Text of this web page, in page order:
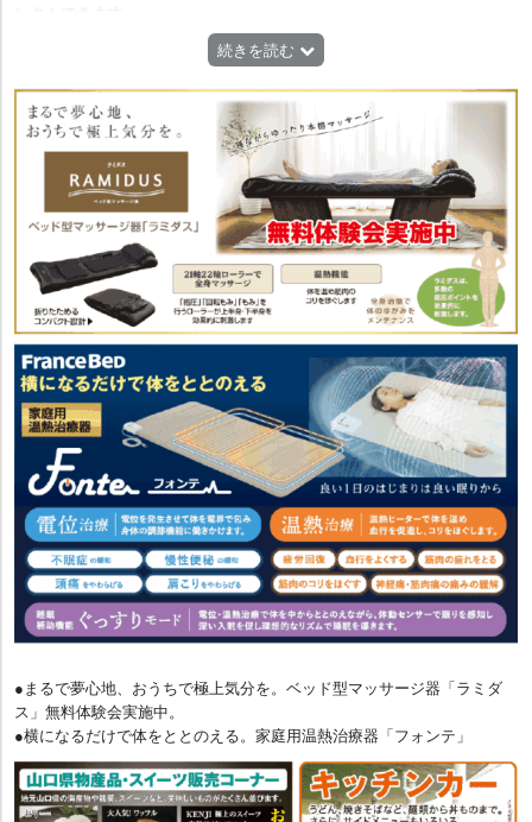
【フランスベッド】国内シェアナンバーワンのベッドメーカー。しっか
りとした寝心地でお布団からの乗り換えには特におすすめです。
の違うスプリングを使用した「ゾーニング配列」が特長です。
【ルフ】1926年にドイツにて創業したヨーロッパテイストのデザイナー
ズベッドブランド。ヨーロッパで活躍するデザイナー達の感性と、熟練
のマイスター(職人)から生まれる丁寧なモノづくりに定評があります。
【日本ベッド】1926年創業の日本ベッドは、日本で最初にベッドの製造
を始めたベッドメーカー。皇室や迎賓館にも納品されています。
【アンネルベッド】創業から85年以上の歴史をもつ広島のベッド広島の
メーカー。純度の高いピアノ線を用いた、高品質ながらお値頃なマット
レスを作っています。
【Slunberland】三度にわたって英国王室御用達の称号を授かったスラン
バーランド。「睡眠のためだけのベッド」から「人生に贅沢な時間をも
たらす空間」へ。
●電動ベッドのある暮らしの提案「電動ベッド相談会」
2018年より、介護保険制度が見直され、レンタルのハードルが上がりま
した。●知らない人が使ったレンタル品を使うことに抵抗がある方 ●介護
認定されてはいないが寝起きが辛い方 ●長時間ベッドの上で寛ぎたい
方 このような方には大変喜ばれています。お買上げの際に特別割引も
ありますので、この機会にぜひご検討ください。
続きを読む
●まるで夢心地、おうちで極上気分を。ベッド型マッサージ器「ラミダ
ス」無料体験会実施中。
●横になるだけで体をととのえる。家庭用温熱治療器「フォンテ」